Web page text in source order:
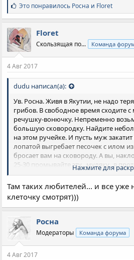
С
и
м
п
а
т
и
:
Это понравилось Росна и Floret
Floret
Скользящая по... Команда
4 Авг 2017
dudu написал(а):
Ув. Росна. Живя в Якутии, не надо
грибов. В свободное время
речушку-вонючку. Непременно
большую сковородку. Найдите
на этом ручейке. И пусть муж
лопатой выгребает песочек с илом
бросает вам на сковороду. А вы,
25-30 промывайте эту ,,муляку,, в
Будете приятно удивлены, когда
На дне останутся ярко желтые
2-3 штучки. А если проделаете это
Нажмите для
Там таких любителей... и все
клеточку смотрят)))
Росна
Модераторы Команда форума
4 Авг 2017